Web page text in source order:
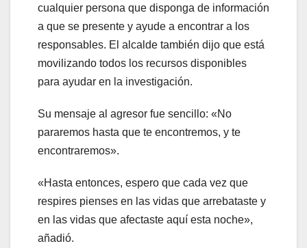
cualquier persona que disponga de información
a que se presente y ayude a encontrar a los
responsables. El alcalde también dijo que está
movilizando todos los recursos disponibles
para ayudar en la investigación.
Su mensaje al agresor fue sencillo: «No
pararemos hasta que te encontremos, y te
encontraremos».
«Hasta entonces, espero que cada vez que
respires pienses en las vidas que arrebataste y
en las vidas que afectaste aquí esta noche»,
añadió.